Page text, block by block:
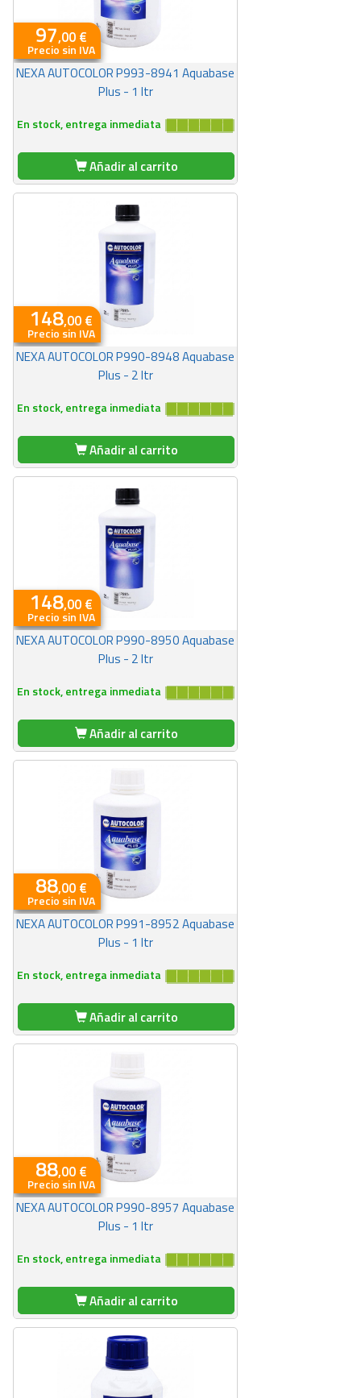
97,00 €
Precio sin IVA
En stock, entrega inmediata
NEXA AUTOCOLOR P993-8941 Aquabase
Plus - 1 ltr
Añadir al carrito
148,00 €
Precio sin IVA
En stock, entrega inmediata
NEXA AUTOCOLOR P990-8948 Aquabase
Plus - 2 ltr
Añadir al carrito
148,00 €
Precio sin IVA
En stock, entrega inmediata
NEXA AUTOCOLOR P990-8950 Aquabase
Plus - 2 ltr
Añadir al carrito
88,00 €
Precio sin IVA
En stock, entrega inmediata
NEXA AUTOCOLOR P991-8952 Aquabase
Plus - 1 ltr
Añadir al carrito
88,00 €
Precio sin IVA
En stock, entrega inmediata
NEXA AUTOCOLOR P990-8957 Aquabase
Plus - 1 ltr
Añadir al carrito